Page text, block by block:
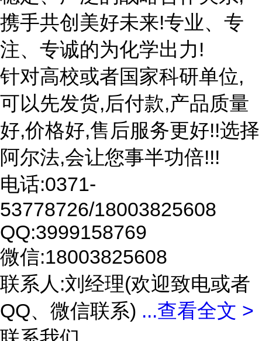
携手共创美好未来!专业、专
注、专诚的为化学出力!
针对高校或者国家科研单位,
可以先发货,后付款,产品质量
好,价格好,售后服务更好!!选择
阿尔法,会让您事半功倍!!!
电话:0371-
53778726/18003825608
QQ:3999158769
微信:18003825608
联系人:刘经理(欢迎致电或者
QQ、微信联系) ...查看全文 >